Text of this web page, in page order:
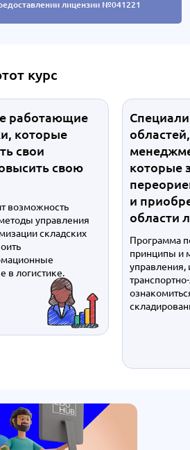
лицензии №041221
курс
работающие
которые
свои
свою
возможность
управления
складских
в логистике.
которые
и
области
Программа
принципы и
управления,